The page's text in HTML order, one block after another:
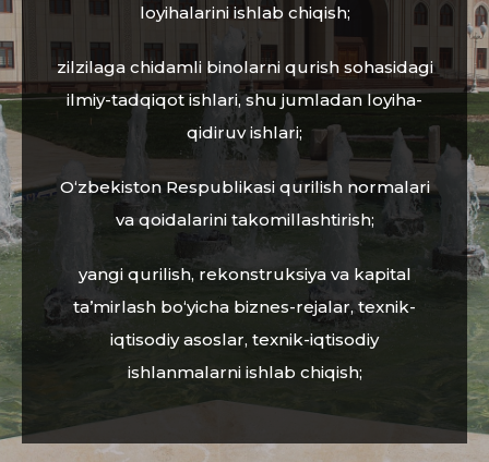
loyihalarini ishlab chiqish;
zilzilaga chidamli binolarni qurish sohasidagi
ilmiy-tadqiqot ishlari, shu jumladan loyiha-
qidiruv ishlari;
O‘zbekiston Respublikasi qurilish normalari
va qoidalarini takomillashtirish;
yangi qurilish, rekonstruksiya va kapital
ta’mirlash bo‘yicha biznes-rejalar, texnik-
iqtisodiy asoslar, texnik-iqtisodiy
ishlanmalarni ishlab chiqish;